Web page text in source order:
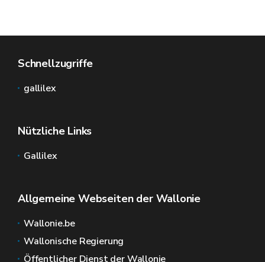
Schnellzugriffe
gallilex
Nützliche Links
Gallilex
Allgemeine Webseiten der Wallonie
Wallonie.be
Wallonische Regierung
Öffentlicher Dienst der Wallonie